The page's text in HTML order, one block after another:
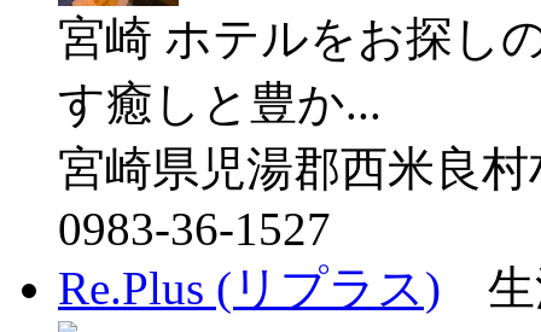
宮崎 ホテルをお探し
す癒しと豊か...
宮崎県児湯郡西米良
0983-36-1527
Re.Plus (リプラス) 生